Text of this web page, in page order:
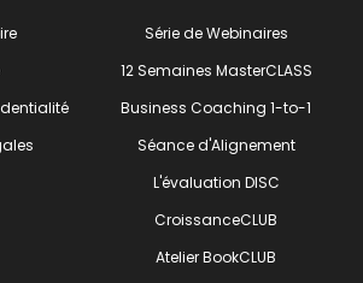
Série de Webinaires
12 Semaines MasterCLASS
Business Coaching 1-to-1
Séance d'Alignement
L'évaluation DISC
CroissanceCLUB
Atelier BookCLUB